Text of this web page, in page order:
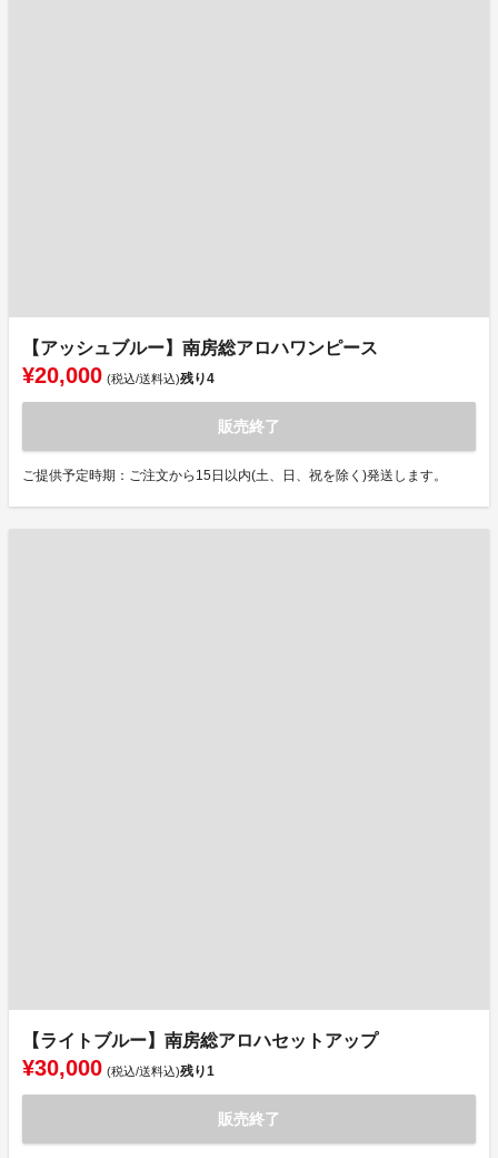
【アッシュブルー】南房総アロハワンピース
¥20,000 (税込/送料込)残り4
販売終了
ご提供予定時期：ご注文から15日以内(土、日、祝を除く)発送します。
【ライトブルー】南房総アロハセットアップ
¥30,000 (税込/送料込)残り1
販売終了